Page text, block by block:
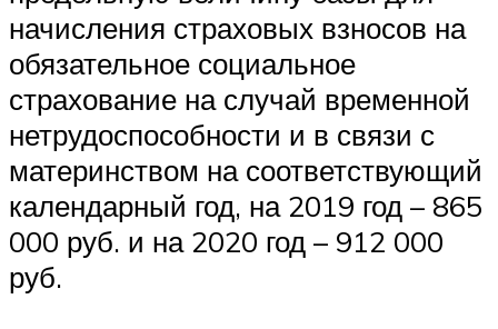
начисления страховых взносов на
обязательное социальное
страхование на случай временной
нетрудоспособности и в связи с
материнством на соответствующий
календарный год, на 2019 год – 865
000 руб. и на 2020 год – 912 000
руб.